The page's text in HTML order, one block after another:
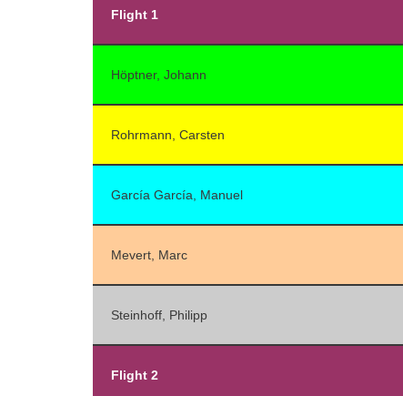
Flight 1
Höptner, Johann
Rohrmann, Carsten
García García, Manuel
Mevert, Marc
Steinhoff, Philipp
Flight 2